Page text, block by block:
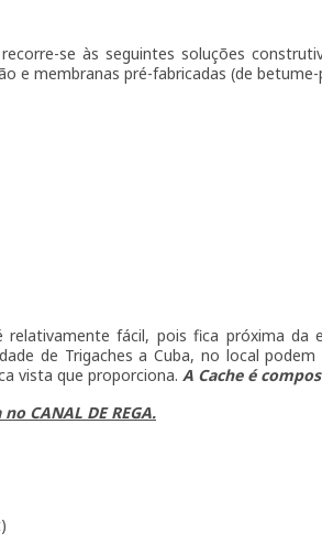
se às seguintes soluções
e membranas pré-fabricadas (de betume-
relativamente fácil, pois fica próxima da
de Trigaches a Cuba, no local
vista que proporciona. A Cache é
CANAL DE REGA.
)